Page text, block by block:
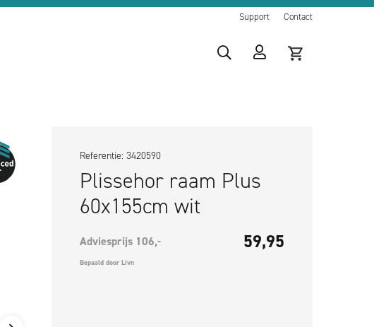
Support Contact
Referentie: 3420590
Plissehor raam Plus
60x155cm wit
Adviesprijs 106,-
Bepaald door Livn
59,95